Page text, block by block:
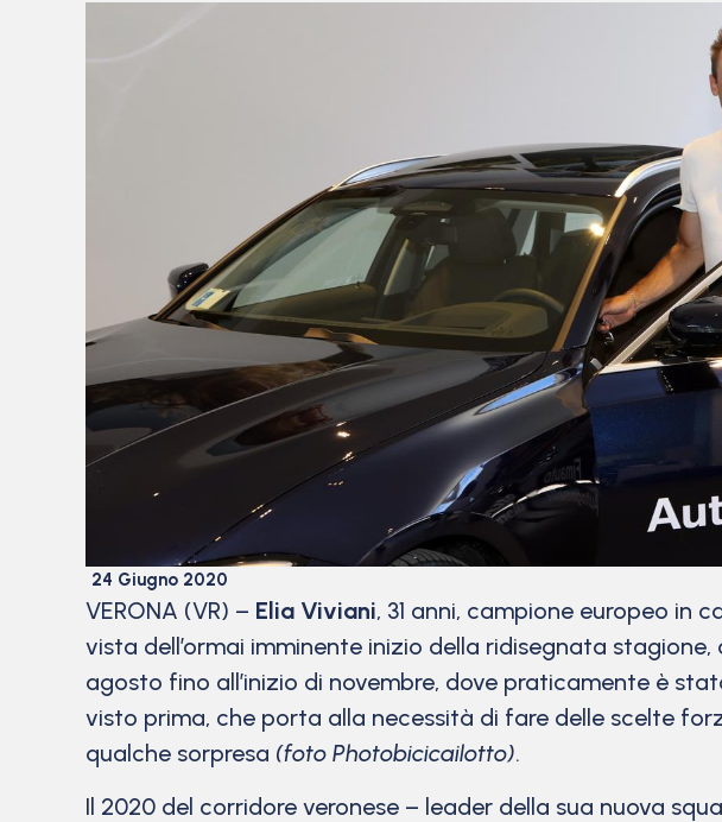
24 Giugno 2020
VERONA (VR) – Elia Viviani, 31 anni, campione europeo in
vista dell’ormai imminente inizio della ridisegnata
agosto fino all’inizio di novembre, dove praticamente è
visto prima, che porta alla necessità di fare delle scelte
qualche sorpresa (foto Photobicicailotto).
Il 2020 del corridore veronese – leader della sua nuova